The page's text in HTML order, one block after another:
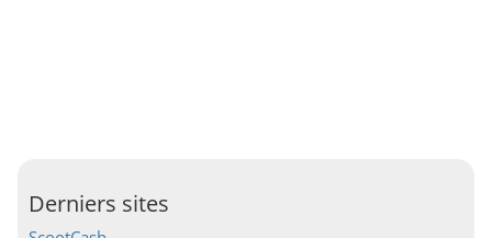
Derniers sites